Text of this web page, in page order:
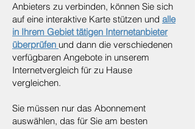
Anbieters zu verbinden, können Sie sich
auf eine interaktive Karte stützen und alle
in Ihrem Gebiet tätigen Internetanbieter
überprüfen und dann die verschiedenen
verfügbaren Angebote in unserem
Internetvergleich für zu Hause
vergleichen.
Sie müssen nur das Abonnement
auswählen, das für Sie am besten